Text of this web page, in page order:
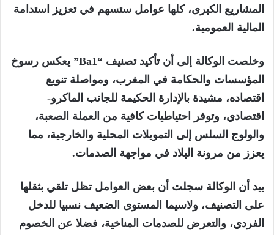
المشاريع الكبرى، كلها عوامل ستسهم في تعزيز استدامة
المالية العمومية.
وخلصت الوكالة إلى أن تأكيد تصنيف “Ba1” يعكس رسوخ
المؤسسات والحكامة في المغرب، ومواصلة تنويع
اقتصاده، مشيدة بالإدارة الحكيمة للجانب الماكرو-
اقتصادي، وتوفر احتياطيات كافية من العملة الصعبة،
والولوج السلس إلى التمويلات المحلية والخارجية، مما
يعزز من مرونة البلاد في مواجهة الصدمات.
بيد أن الوكالة سجلت أن بعض العوامل تظل تلقي بثقلها
على التصنيف، ولاسيما المستوى الضعيف نسبيا للدخل
الفردي، والتعرض للصدمات المناخية، فضلا عن الخصوم